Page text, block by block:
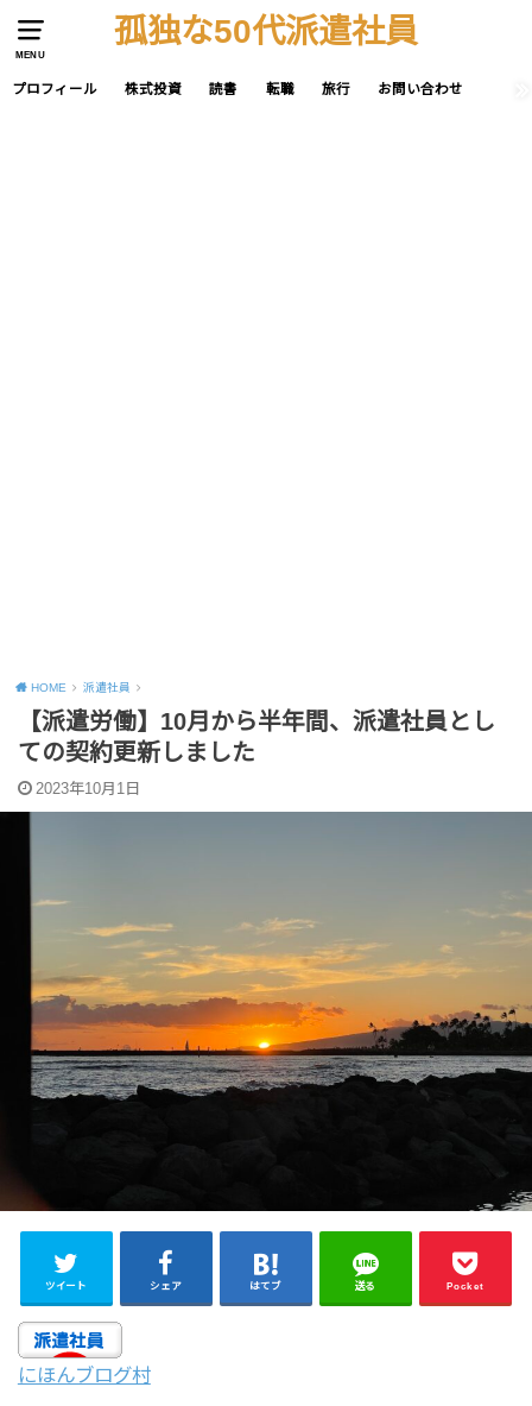
MENU
孤独な50代派遣社員
プロフィール 株式投資 読書 転職 旅行 お問い合わせ
HOME 派遣社員
【派遣労働】10月から半年間、派遣社員とし
ての契約更新しました
2023年10月1日
ツイート シェア はてブ 送る Pocket
にほんブログ村